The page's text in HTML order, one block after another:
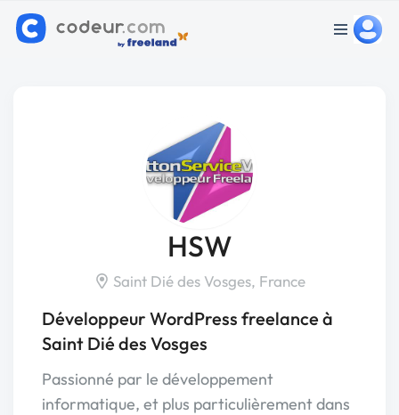
HSW
Saint Dié des Vosges, France
Développeur WordPress freelance à
Saint Dié des Vosges
Passionné par le développement
informatique, et plus particulièrement dans